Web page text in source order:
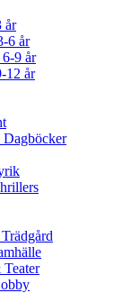
år
6 år
9 år
12 år